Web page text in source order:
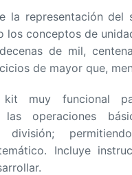
la representación del
los conceptos de
de mil,
de mayor que,
muy funcional
las operaciones
división;
Incluye